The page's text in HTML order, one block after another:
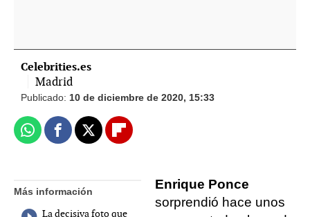
Celebrities.es
Madrid
Publicado: 10 de diciembre de 2020, 15:33
WhatsappFacebook
X Flipboard
Más información
La decisiva foto que
Enrique Ponce
sorprendió hace unos